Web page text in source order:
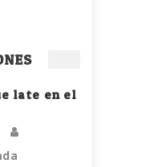
late en el